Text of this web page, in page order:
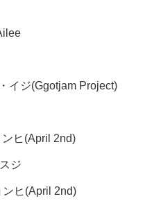
イジ(Ggotjam Project)
ンヒ(April 2nd)
ジ
ヒ(April 2nd)